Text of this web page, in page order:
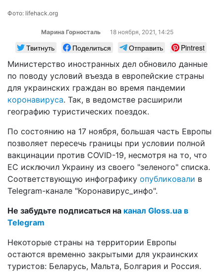
Фото: lifehack.org
Марина Горносталь 18 ноября, 2021, 14:25
Твитнуть Поделиться Отправить
Pintrest
Министерство иностранных дел обновило данные
по поводу условий въезда в европейские страны
для украинских граждан во время пандемии
коронавируса. Так, в ведомстве расширили
географию туристических поездок.
По состоянию на 17 ноября, большая часть Европы
позволяет пересечь границы при условии полной
вакцинации против COVID-19, несмотря на то, что
ЕС исключил Украину из своего "зеленого" списка.
Соответствующую инфографику опубликовали в
Telegram-канале "Коронавирус_инфо".
Не забудьте подписаться на канал Gloss.ua в
Telegram
Некоторые страны на территории Европы
остаются временно закрытыми для украинских
туристов: Беларусь, Мальта, Болгария и Россия.